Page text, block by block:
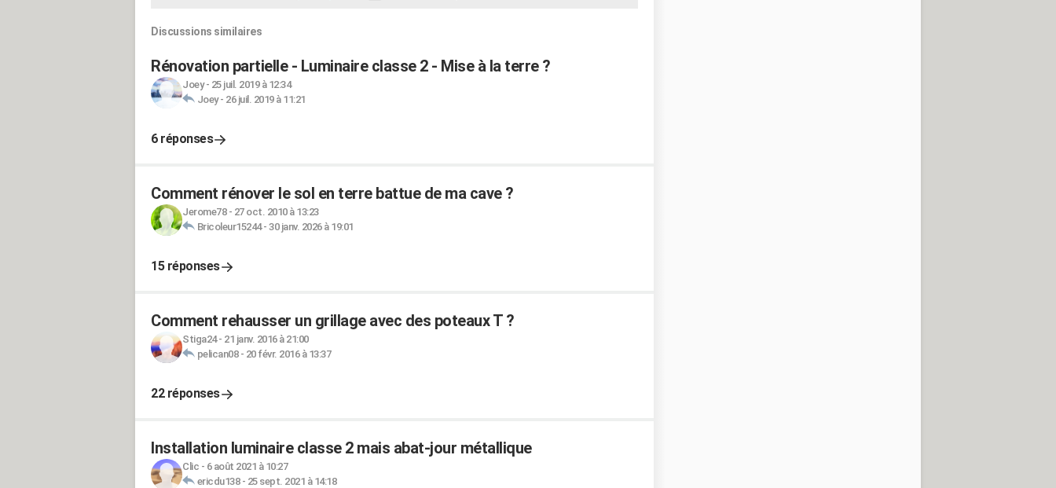
Discussions similaires
Rénovation partielle - Luminaire classe 2 - Mise à la terre ?
Joey- 25 juil. 2019 à 12:34
Joey- 26 juil. 2019 à 11:21
6 réponses
Comment rénover le sol en terre battue de ma cave ?
Jerome78- 27 oct. 2010 à 13:23
Bricoleur15244- 30 janv. 2026 à 19:01
15 réponses
Comment rehausser un grillage avec des poteaux T ?
Stiga24- 21 janv. 2016 à 21:00
pelican08- 20 févr. 2016 à 13:37
22 réponses
Installation luminaire classe 2 mais abat-jour métallique
Clic - 6 août 2021 à 10:27
ericdu138- 25 sept. 2021 à 14:18